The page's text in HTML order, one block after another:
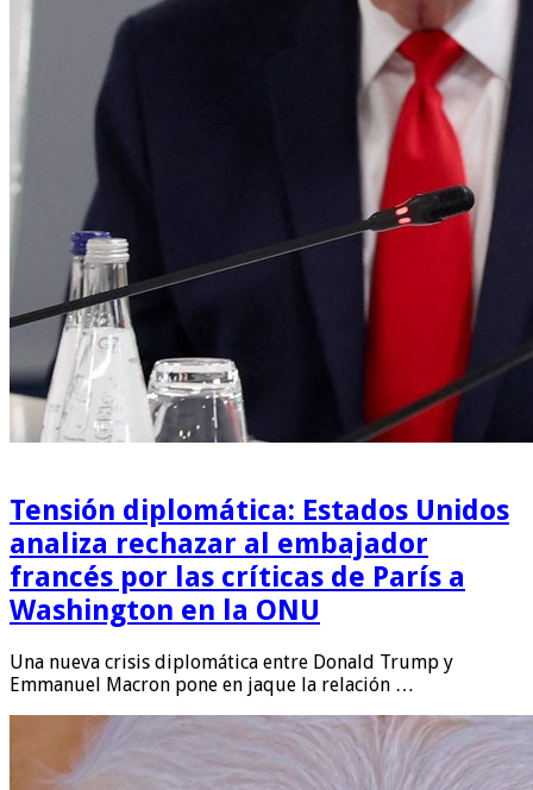
Tensión diplomática: Estados Unidos
analiza rechazar al embajador
francés por las críticas de París a
Washington en la ONU
Una nueva crisis diplomática entre Donald Trump y
Emmanuel Macron pone en jaque la relación …